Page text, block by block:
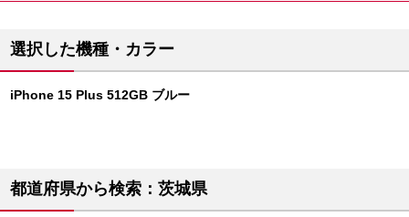
選択した機種・カラー
iPhone 15 Plus 512GB ブルー
都道府県から検索：茨城県